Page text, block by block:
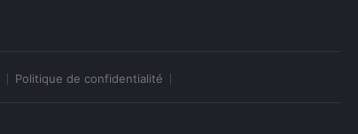
Politique de confidentialité